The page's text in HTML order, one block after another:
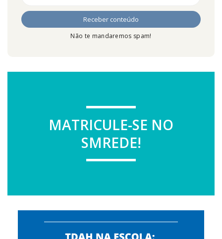
Não te mandaremos spam!
MATRICULE-SE NO
SMREDE!